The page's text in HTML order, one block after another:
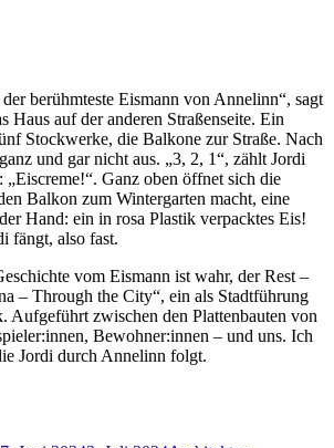
berühmteste Eismann von Annelinn“, sagt
Haus auf der anderen Straßenseite. Ein
Stockwerke, die Balkone zur Straße. Nach
und gar nicht aus. „3, 2, 1“, zählt Jordi
Ganz oben öffnet sich die
Balkon zum Wintergarten macht, eine
Hand: ein in rosa Plastik verpacktes Eis!
fängt, also fast.
vom Eismann ist wahr, der Rest –
– Through the City“, ein als Stadtführung
Aufgeführt zwischen den Plattenbauten von
Bewohner:innen – und uns. Ich
Jordi durch Annelinn folgt.